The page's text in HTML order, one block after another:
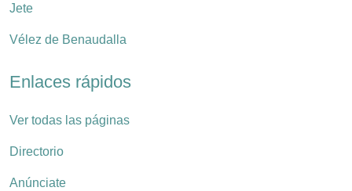
Jete
Vélez de Benaudalla
Enlaces rápidos
Ver todas las páginas
Directorio
Anúnciate